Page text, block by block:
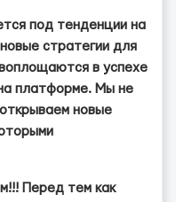
под тенденции на
стратегии для
в успехе
платформе. Мы не
новые
Перед тем как